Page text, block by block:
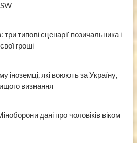
типові сценарії позичальника і
гроші
іноземці, які воюють за Україну,
визнання
дані про чоловіків віком